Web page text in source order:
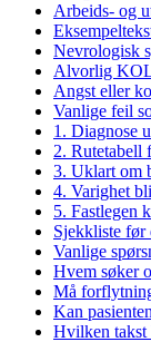
Arbeids- og
Nevrologisk
Alvorlig
Angst eller
Vanlige feil
1. Diagnose
2. Rutetabell
3. Uklart om
4. Varighet
5. Fastlegen
Sjekkliste før
Vanlige
Hvem søker
Må
Kan
Hvilken takst